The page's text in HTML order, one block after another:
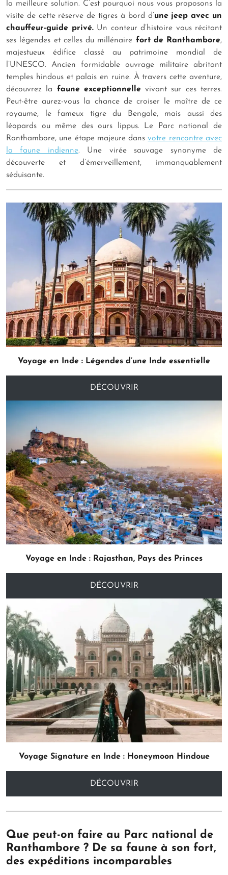
la meilleure solution. C’est pourquoi nous vous proposons la
visite de cette réserve de tigres à bord d’une jeep avec un
chauffeur-guide privé.Un conteur d’histoire vous récitant
ses légendes et celles du millénaire fort de Ranthambore,
majestueux édifice classé au patrimoine mondial de
l’UNESCO. Ancien formidable ouvrage militaire abritant
temples hindous et palais en ruine. À travers cette aventure,
découvrez la faune exceptionnellevivant sur ces terres.
Peut-être aurez-vous la chance de croiser le maître de ce
royaume, le fameux tigre du Bengale, mais aussi des
léopards ou même des ours lippus. Le Parc national de
Ranthambore, une étape majeure dansvotre rencontre avec
la faune indienne. Une virée sauvage synonyme de
découverte et d’émerveillement, immanquablement
séduisante.
Voyage en Inde : Légendes d’une Inde essentielle
DÉCOUVRIR
Voyage en Inde : Rajasthan, Pays des Princes
DÉCOUVRIR
Voyage Signature en Inde : Honeymoon Hindoue
DÉCOUVRIR
Que peut-on faire au Parc national de
Ranthambore ? De sa faune à son fort,
des expéditions incomparables